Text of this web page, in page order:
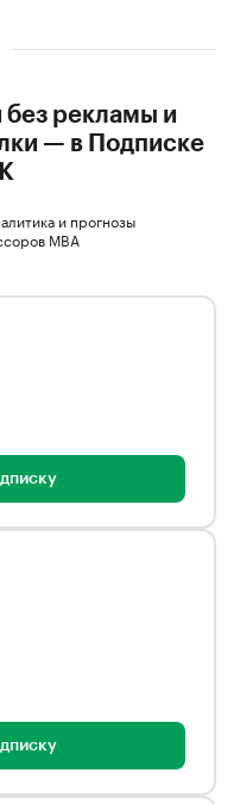
без рекламы и
— в Подписке
и прогнозы
MBA